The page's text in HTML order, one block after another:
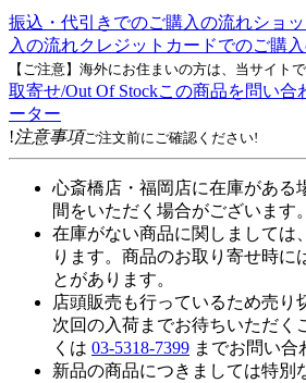
振込・代引きでのご購入の流れショ
入の流れクレジットカードでのご購
【ご注意】海外にお住まいの方は、当サイト
取寄せ/Out Of Stockこの商品を問い合
ーター
!注意事項ご注文前にご確認ください!
心斎橋店・福岡店に在庫がある
間をいただく場合がございます。
在庫がない商品に関しましては
ります。商品のお取り寄せ時に
とがあります。
店頭販売も行っているため売り
次回の入荷までお待ちいただく
くは 03-5318-7399 までお問い合
新品の商品につきましては特別